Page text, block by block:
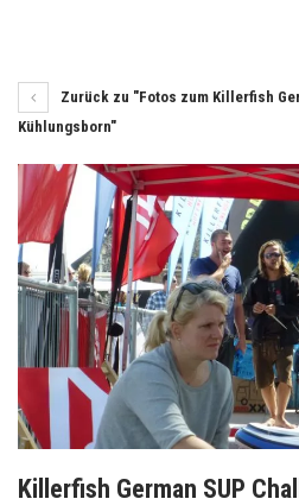
Zurück zu "Fotos zum Killerfish
Kühlungsborn"
Killerfish German SUP